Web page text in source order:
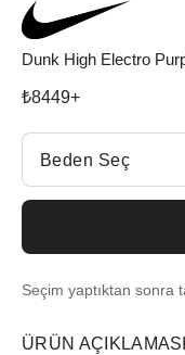
Dunk High Electro
₺8449+
Beden Seç
Beden Seç
Seçim yaptıktan sonra
ÜRÜN AÇIKLAMASI